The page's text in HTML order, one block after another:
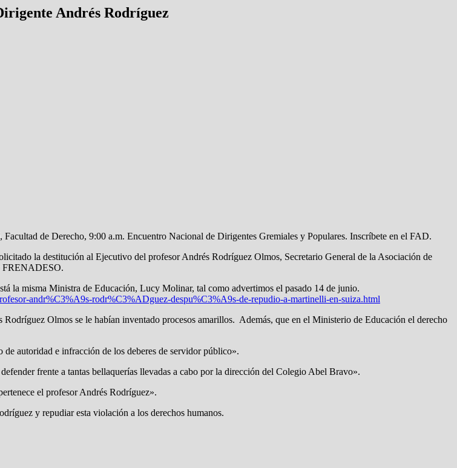
Andrés Rodríguez
Facultad de Derecho, 9:00 a.m. Encuentro Nacional de Dirigentes Gremiales y Populares. Inscríbete en el FAD.
la destitución al Ejecutivo del profesor Andrés Rodríguez Olmos, Secretario General de la Asociación de
FRENADESO.
la misma Ministra de Educación, Lucy Molinar, tal como advertimos el pasado 14 de junio.
andr%C3%A9s-rodr%C3%ADguez-despu%C3%A9s-de-repudio-a-martinelli-en-suiza.html
Olmos se le habían inventado procesos amarillos. Además, que en el Ministerio de Educación el derecho
autoridad e infracción de los deberes de servidor público».
frente a tantas bellaquerías llevadas a cabo por la dirección del Colegio Abel Bravo».
el profesor Andrés Rodríguez».
y repudiar esta violación a los derechos humanos.